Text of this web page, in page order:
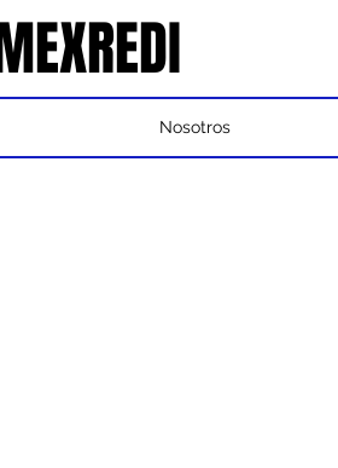
Nosotros